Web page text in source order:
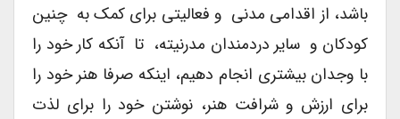
باشد، از اقدامی مدنی و فعالیتی برای کمک به چنین
کودکان و سایر دردمندان مدرنیته، تا آنکه کار خود را
با وجدان بیشتری انجام دهیم، اینکه صرفا هنر خود را
برای ارزش و شرافت هنر، نوشتن خود را برای لذت